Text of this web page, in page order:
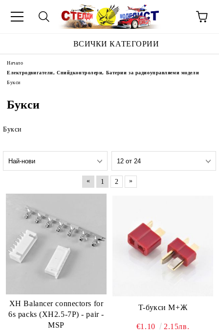
ВСИЧКИ КАТЕГОРИИ
Начало
Електродвигатели, Спийдконтролери, Батерии за радиоуправляеми модели
Букси
Букси
Букси
« 1 2 »
XH Balancer connectors for
6s packs (XH2.5-7P) - pair -
MSP
T-букси М+Ж
€1.10 2.15лв.